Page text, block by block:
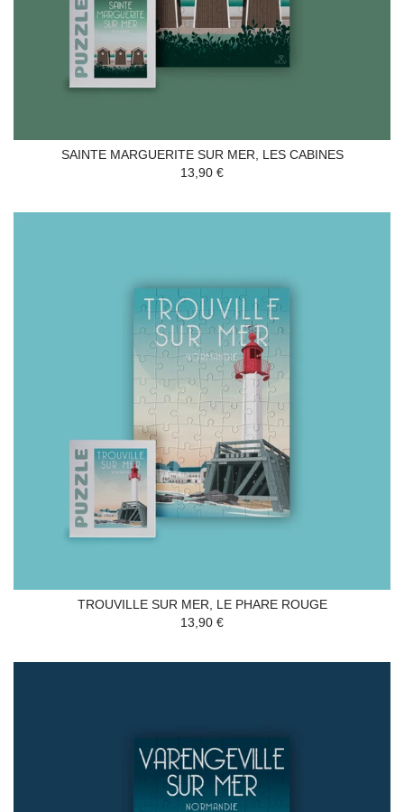
SAINTE MARGUERITE SUR MER, LES CABINES
13,90 €
TROUVILLE SUR MER, LE PHARE ROUGE
13,90 €